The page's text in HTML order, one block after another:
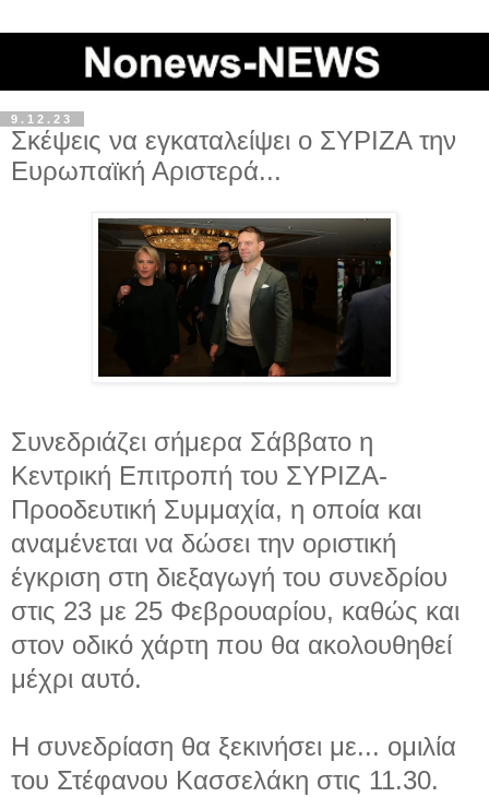
9.12.23
Σκέψεις να εγκαταλείψει ο ΣΥΡΙΖΑ την
Ευρωπαϊκή Αριστερά...
Συνεδριάζει σήμερα Σάββατο η
Κεντρική Επιτροπή του ΣΥΡΙΖΑ-
Προοδευτική Συμμαχία, η οποία και
αναμένεται να δώσει την οριστική
έγκριση στη διεξαγωγή του συνεδρίου
στις 23 με 25 Φεβρουαρίου, καθώς και
στον οδικό χάρτη που θα ακολουθηθεί
μέχρι αυτό.
Η συνεδρίαση θα ξεκινήσει με... ομιλία
του Στέφανου Κασσελάκη στις 11.30.